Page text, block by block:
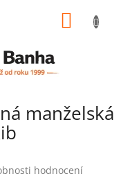
manželská
hodnocení